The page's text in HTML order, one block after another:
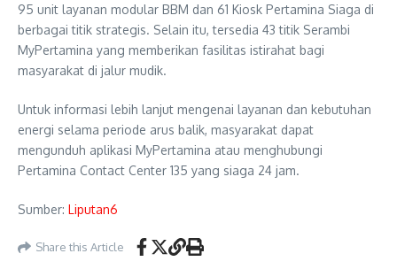
95 unit layanan modular BBM dan 61 Kiosk Pertamina Siaga di
berbagai titik strategis. Selain itu, tersedia 43 titik Serambi
MyPertamina yang memberikan fasilitas istirahat bagi
masyarakat di jalur mudik.
Untuk informasi lebih lanjut mengenai layanan dan kebutuhan
energi selama periode arus balik, masyarakat dapat
mengunduh aplikasi MyPertamina atau menghubungi
Pertamina Contact Center 135 yang siaga 24 jam.
Sumber: Liputan6
Share this Article